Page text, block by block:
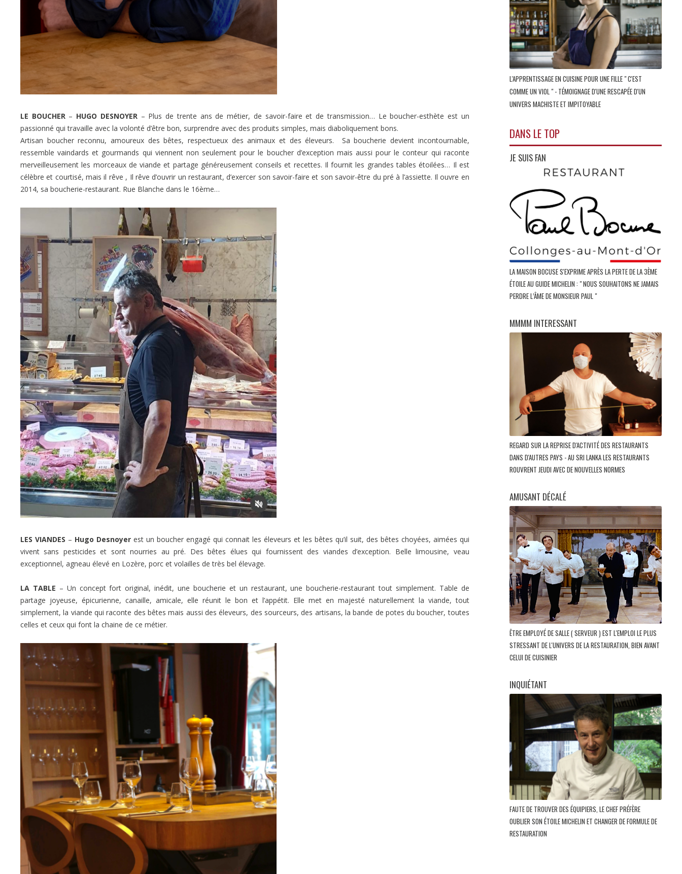
LE BOUCHER– HUGO DESNOYER – Plus de trente ans de métier, de savoir-faire et de transmission… Le boucher-esthète est un
passionné qui travaille avec la volonté d’être bon, surprendre avec des produits simples, mais diaboliquement bons.
Artisan boucher reconnu, amoureux des bêtes, respectueux des animaux et des éleveurs. Sa boucherie devient incontournable,
ressemble vaindards et gourmands qui viennent non seulement pour le boucher d’exception mais aussi pour le conteur qui raconte
merveilleusement les morceaux de viande et partage généreusement conseils et recettes. Il fournit les grandes tables étoilées… Il est
célèbre et courtisé, mais il rêve , Il rêve d’ouvrir un restaurant, d’exercer son savoir-faire et son savoir-être du pré à l’assiette. Il ouvre en
2014, sa boucherie-restaurant. Rue Blanche dans le 16ème…
LES VIANDES – Hugo Desnoyerest un boucher engagé qui connait les éleveurs et les bêtes qu’il suit, des bêtes choyées, aimées qui
vivent sans pesticides et sont nourries au pré. Des bêtes élues qui fournissent des viandes d’exception. Belle limousine, veau
exceptionnel, agneau élevé en Lozère, porc et volailles de très bel élevage.
LA TABLE – Un concept fort original, inédit, une boucherie et un restaurant, une boucherie-restaurant tout simplement. Table de
partage joyeuse, épicurienne, canaille, amicale, elle réunit le bon et l’appétit. Elle met en majesté naturellement la viande, tout
simplement, la viande qui raconte des bêtes mais aussi des éleveurs, des sourceurs, des artisans, la bande de potes du boucher, toutes
celles et ceux qui font la chaine de ce métier.
L'APPRENTISSAGE EN CUISINE POUR UNE FILLE " C'EST
COMME UN VIOL " - TÉMOIGNAGE D'UNE RESCAPÉE D'UN
UNIVERS MACHISTE ET IMPITOYABLE
DANS LE TOP
JE SUIS FAN
LA MAISON BOCUSE S'EXPRIME APRÈS LA PERTE DE LA 3ÈME
ÉTOILE AU GUIDE MICHELIN : " NOUS SOUHAITONS NE JAMAIS
PERDRE L’ÂME DE MONSIEUR PAUL "
MMMM INTERESSANT
REGARD SUR LA REPRISE D'ACTIVITÉ DES RESTAURANTS
DANS D'AUTRES PAYS - AU SRI LANKA LES RESTAURANTS
ROUVRENT JEUDI AVEC DE NOUVELLES NORMES
AMUSANT DÉCALÉ
ÊTRE EMPLOYÉ DE SALLE ( SERVEUR ) EST L'EMPLOI LE PLUS
STRESSANT DE L'UNIVERS DE LA RESTAURATION, BIEN AVANT
CELUI DE CUISINIER
INQUIÉTANT
FAUTE DE TROUVER DES ÉQUIPIERS, LE CHEF PRÉFÈRE
OUBLIER SON ÉTOILE MICHELIN ET CHANGER DE FORMULE DE
RESTAURATION